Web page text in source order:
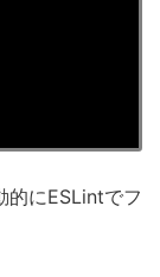
的にESLintでフ